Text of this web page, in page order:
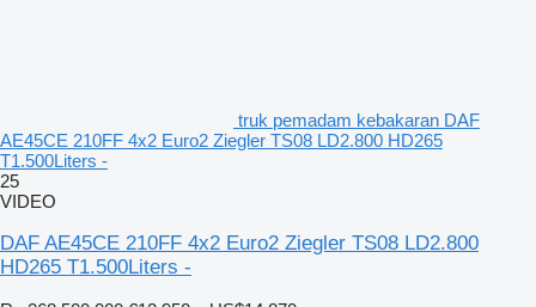
truk pemadam kebakaran DAF
AE45CE 210FF 4x2 Euro2 Ziegler TS08 LD2.800 HD265
T1.500Liters -
25
VIDEO
DAF AE45CE 210FF 4x2 Euro2 Ziegler TS08 LD2.800
HD265 T1.500Liters -